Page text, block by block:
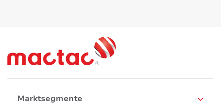
Marktsegmente